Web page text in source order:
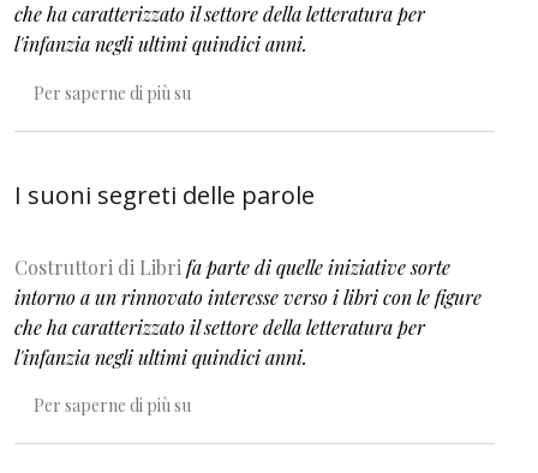
che ha caratterizzato il settore della letteratura per
l'infanzia negli ultimi quindici anni.
Per saperne di più su
I suoni segreti delle parole
Costruttori di Libri fa parte di quelle iniziative sorte
intorno a un rinnovato interesse verso i libri con le figure
che ha caratterizzato il settore della letteratura per
l'infanzia negli ultimi quindici anni.
Per saperne di più su